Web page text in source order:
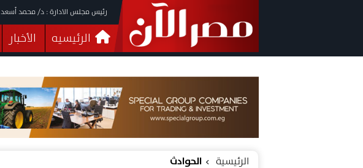
رئيس مجلس الادارة : د/ محمد أسعد
الرئيسيه الأخبار
فيديوهات
البرلمان
الرئيسية الحوادث